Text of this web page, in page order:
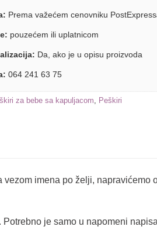
Prema važećem cenovniku
pouzećem ili uplatnicom
Da, ako je u opisu proizvoda
064 241 63 75
za bebe sa kapuljacom Peškiri
imena po želji, napravićemo
je samo u napomeni